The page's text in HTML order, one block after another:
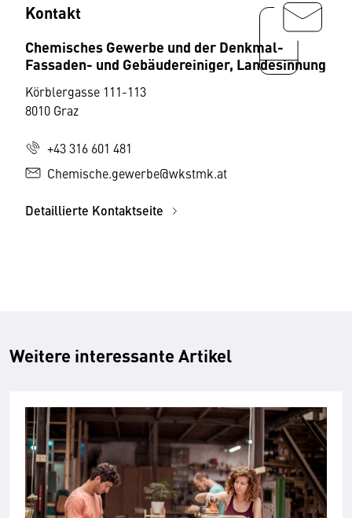
Kontakt
Chemisches Gewerbe und der Denkmal-
Fassaden- und Gebäudereiniger, Landesinnung
Körblergasse 111-113
8010 Graz
+43 316 601 481
Chemische.gewerbe@wkstmk.at
Detaillierte Kontaktseite
Weitere interessante Artikel